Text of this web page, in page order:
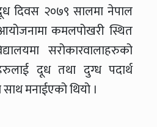
दिवस २०७९ सालमा नेपाल
कमलपोखरी स्थित
सरोकारवालाहरुको
दूध तथा दुग्ध पदार्थ
मनाईएको थियो ।